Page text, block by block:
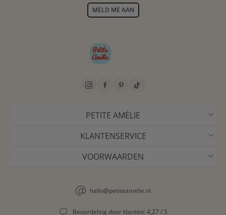
MELD ME AAN
PETITE AMÉLIE
KLANTENSERVICE
VOORWAARDEN
hallo@petiteamelie.nl
Beoordeling door klanten: 4,27 / 5